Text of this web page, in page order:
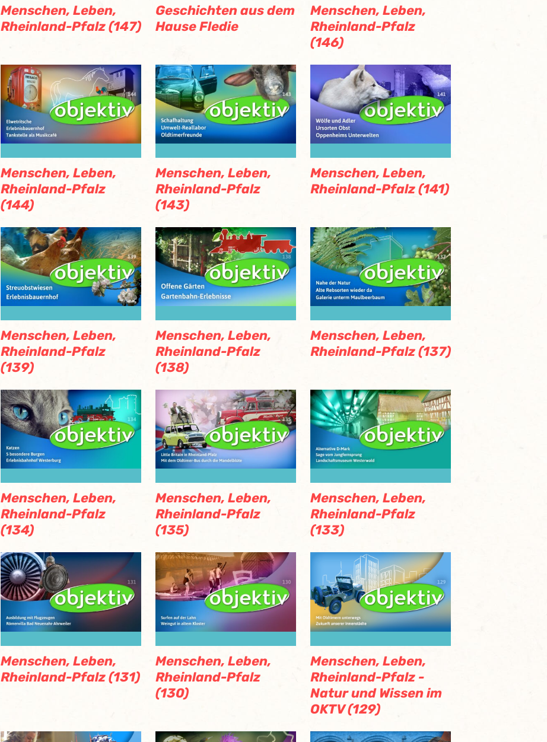
Menschen, Leben,
Rheinland-Pfalz (147)
Geschichten aus dem
Hause Fledie
Menschen, Leben,
Rheinland-Pfalz
(146)
Menschen, Leben,
Rheinland-Pfalz
(144)
Menschen, Leben,
Rheinland-Pfalz
(143)
Menschen, Leben,
Rheinland-Pfalz (141)
Menschen, Leben,
Rheinland-Pfalz
(139)
Menschen, Leben,
Rheinland-Pfalz
(138)
Menschen, Leben,
Rheinland-Pfalz (137)
Menschen, Leben,
Rheinland-Pfalz
(134)
Menschen, Leben,
Rheinland-Pfalz
(135)
Menschen, Leben,
Rheinland-Pfalz
(133)
Menschen, Leben,
Rheinland-Pfalz (131)
Menschen, Leben,
Rheinland-Pfalz
(130)
Menschen, Leben,
Rheinland-Pfalz -
Natur und Wissen im
OKTV (129)